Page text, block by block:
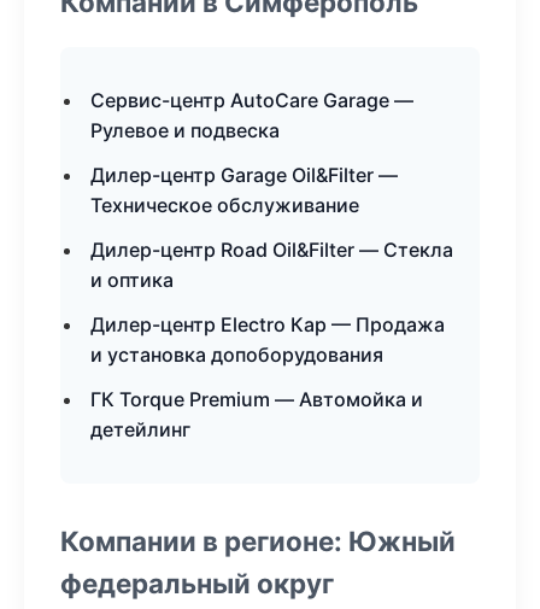
Сервис-центр AutoCare Garage —
Рулевое и подвеска
Дилер-центр Garage Oil&Filter —
Техническое обслуживание
Дилер-центр Road Oil&Filter — Стекла
и оптика
Дилер-центр Electro Кар — Продажа
и установка допоборудования
ГК Torque Premium — Автомойка и
детейлинг
Компании в регионе: Южный
федеральный округ